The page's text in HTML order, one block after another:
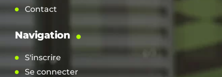
Contact
Navigation
S'inscrire
Se connecter